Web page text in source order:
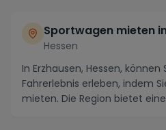
Sportwagen mieten
Hessen
In Erzhausen, Hessen,
Fahrerlebnis erleben, indem
mieten. Die Region bietet